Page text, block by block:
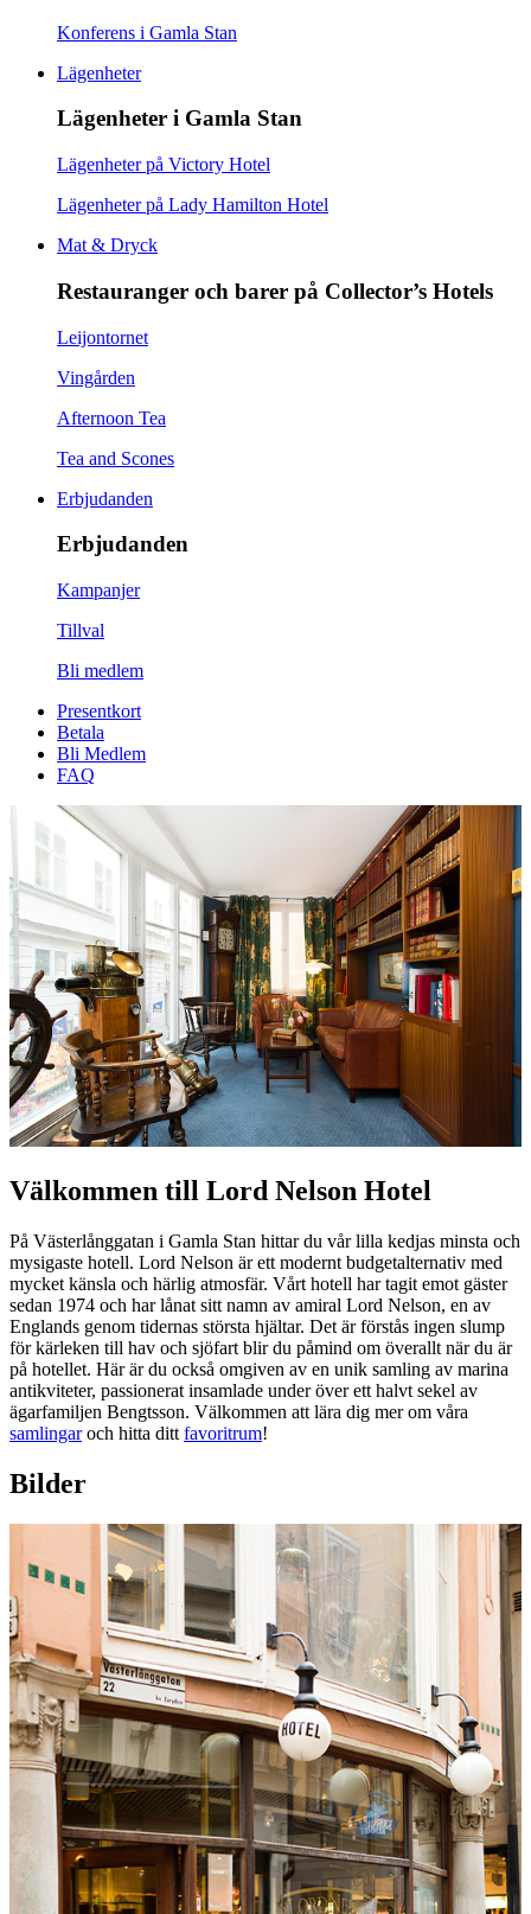
Konferens i Gamla Stan
Lägenheter
Lägenheter i Gamla Stan
Lägenheter på Victory Hotel
Lägenheter på Lady Hamilton Hotel
Mat & Dryck
Restauranger och barer på Collector’s Hotels
Leijontornet
Vingården
Afternoon Tea
Tea and Scones
Erbjudanden
Erbjudanden
Kampanjer
Tillval
Bli medlem
Presentkort
Betala
Bli Medlem
FAQ
Välkommen till Lord Nelson Hotel
På Västerlånggatan i Gamla Stan hittar du vår lilla kedjas minsta och
mysigaste hotell. Lord Nelson är ett modernt budgetalternativ med
mycket känsla och härlig atmosfär. Vårt hotell har tagit emot gäster
sedan 1974 och har lånat sitt namn av amiral Lord Nelson, en av
Englands genom tidernas största hjältar. Det är förstås ingen slump
för kärleken till hav och sjöfart blir du påmind om överallt när du är
på hotellet. Här är du också omgiven av en unik samling av marina
antikviteter, passionerat insamlade under över ett halvt sekel av
ägarfamiljen Bengtsson. Välkommen att lära dig mer om våra
samlingaroch hitta ditt favoritrum!
Bilder